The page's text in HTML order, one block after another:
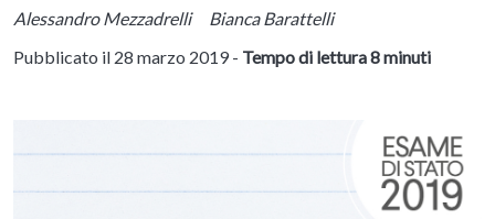
Bianca Barattelli
Alessandro Mezzadrelli
Pubblicato il 28 marzo 2019 - Tempo di lettura 8 minuti